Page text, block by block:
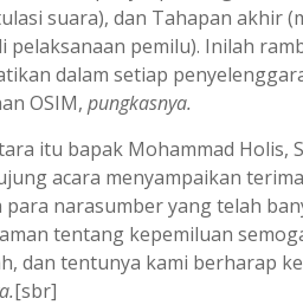
suara), dan Tahapan akhir
pelaksanaan pemilu). Inilah
dalam setiap
OSIM, pungkasnya.
itu bapak Mohammad Holis,
acara menyampaikan
para narasumber yang telah
tentang kepemiluan
dan tentunya kami berharap
[sbr]